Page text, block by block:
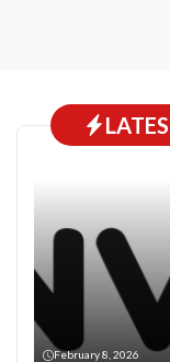
February 8, 2026